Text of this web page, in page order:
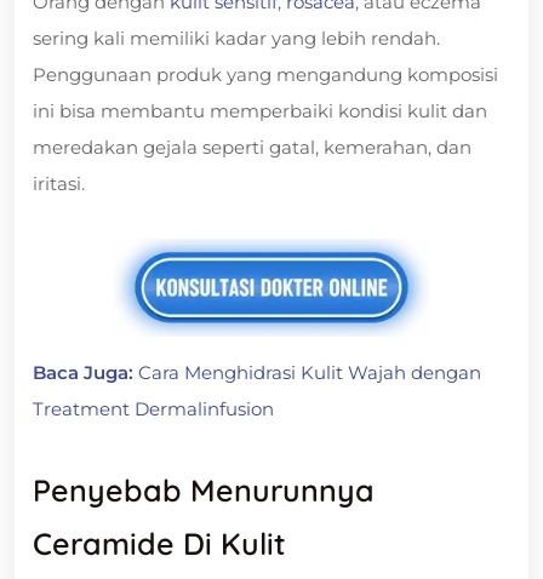
sering kali memiliki kadar yang lebih rendah.
Penggunaan produk yang mengandung komposisi
ini bisa membantu memperbaiki kondisi kulit dan
meredakan gejala seperti gatal, kemerahan, dan
iritasi.
Baca Juga: Cara Menghidrasi Kulit Wajah dengan
Treatment Dermalinfusion
Penyebab Menurunnya
Ceramide Di Kulit